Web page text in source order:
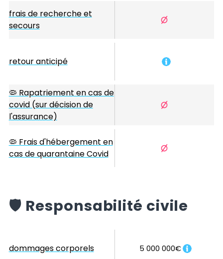
frais de recherche et
secours
retour anticipé
🦠 Rapatriement en cas de
covid (sur décision de
l'assurance)
🦠 Frais d'hébergement en
cas de quarantaine Covid
️🛡️ Responsabilité civile
dommages corporels 5 000 000€